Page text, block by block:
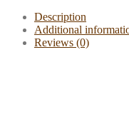
Description
Additional
Reviews (0)